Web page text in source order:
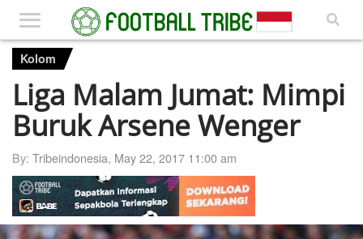
Kolom
Liga Malam Jumat: Mimpi
Buruk Arsene Wenger
By: Tribeindonesia, May 22, 2017 11:00 am